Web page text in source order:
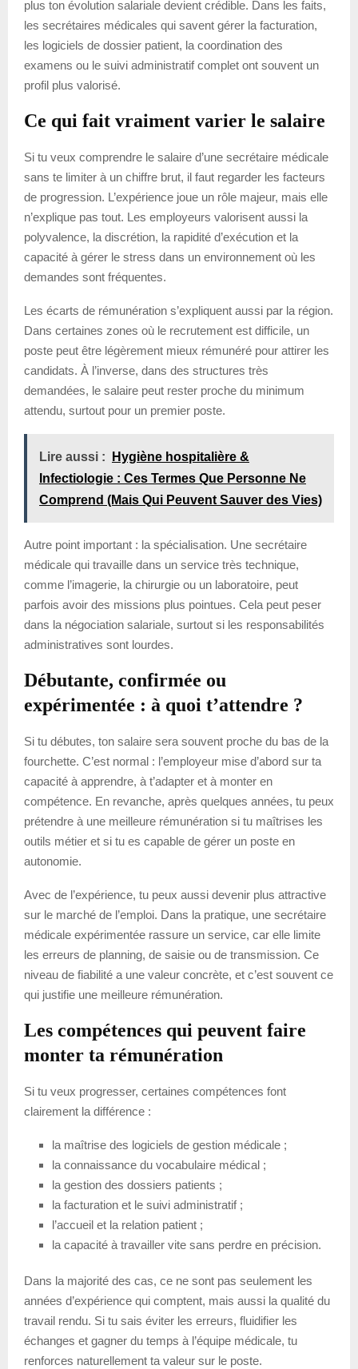
plus ton évolution salariale devient crédible. Dans les faits,
les secrétaires médicales qui savent gérer la facturation,
les logiciels de dossier patient, la coordination des
examens ou le suivi administratif complet ont souvent un
profil plus valorisé.
Ce qui fait vraiment varier le salaire
Si tu veux comprendre le salaire d’une secrétaire médicale
sans te limiter à un chiffre brut, il faut regarder les facteurs
de progression. L’expérience joue un rôle majeur, mais elle
n’explique pas tout. Les employeurs valorisent aussi la
polyvalence, la discrétion, la rapidité d’exécution et la
capacité à gérer le stress dans un environnement où les
demandes sont fréquentes.
Les écarts de rémunération s’expliquent aussi par la région.
Dans certaines zones où le recrutement est difficile, un
poste peut être légèrement mieux rémunéré pour attirer les
candidats. À l’inverse, dans des structures très
demandées, le salaire peut rester proche du minimum
attendu, surtout pour un premier poste.
Lire aussi :
Hygiène hospitalière &
Infectiologie : Ces Termes Que Personne Ne
Comprend (Mais Qui Peuvent Sauver des Vies)
Autre point important : la spécialisation. Une secrétaire
médicale qui travaille dans un service très technique,
comme l’imagerie, la chirurgie ou un laboratoire, peut
parfois avoir des missions plus pointues. Cela peut peser
dans la négociation salariale, surtout si les responsabilités
administratives sont lourdes.
Débutante, confirmée ou
expérimentée : à quoi t’attendre ?
Si tu débutes, ton salaire sera souvent proche du bas de la
fourchette. C’est normal : l’employeur mise d’abord sur ta
capacité à apprendre, à t’adapter et à monter en
compétence. En revanche, après quelques années, tu peux
prétendre à une meilleure rémunération si tu maîtrises les
outils métier et si tu es capable de gérer un poste en
autonomie.
Avec de l’expérience, tu peux aussi devenir plus attractive
sur le marché de l’emploi. Dans la pratique, une secrétaire
médicale expérimentée rassure un service, car elle limite
les erreurs de planning, de saisie ou de transmission. Ce
niveau de fiabilité a une valeur concrète, et c’est souvent ce
qui justifie une meilleure rémunération.
Les compétences qui peuvent faire
monter ta rémunération
Si tu veux progresser, certaines compétences font
clairement la différence :
la maîtrise des logiciels de gestion médicale ;
la connaissance du vocabulaire médical ;
la gestion des dossiers patients ;
la facturation et le suivi administratif ;
l’accueil et la relation patient ;
la capacité à travailler vite sans perdre en précision.
Dans la majorité des cas, ce ne sont pas seulement les
années d’expérience qui comptent, mais aussi la qualité du
travail rendu. Si tu sais éviter les erreurs, fluidifier les
échanges et gagner du temps à l’équipe médicale, tu
renforces naturellement ta valeur sur le poste.